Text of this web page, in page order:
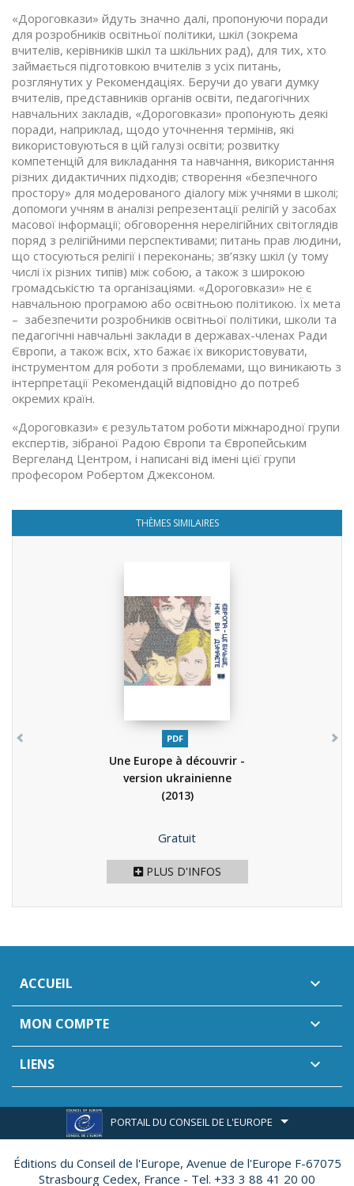
«Дороговкази» йдуть значно далі, пропонуючи поради
для розробників освітньої політики, шкіл (зокрема
вчителів, керівників шкіл та шкільних рад), для тих, хто
займається підготовкою вчителів з усіх питань,
розглянутих у Рекомендаціях. Беручи до уваги думку
вчителів, представників органів освіти, педагогічних
навчальних закладів, «Дороговкази» пропонують деякі
поради, наприклад, щодо уточнення термінів, які
використовуються в цій галузі освіти; розвитку
компетенцій для викладання та навчання, використання
різних дидактичних підходів; створення «безпечного
простору» для модерованого діалогу між учнями в школі;
допомоги учням в аналізі репрезентації релігій у засобах
масової інформації; обговорення нерелігійних світоглядів
поряд з релігійними перспективами; питань прав людини,
що стосуються релігії і переконань; зв’язку шкіл (у тому
числі їх різних типів) між собою, а також з широкою
громадськістю та організаціями. «Дороговкази» не є
навчальною програмою або освітньою політикою. Їх мета
– забезпечити розробників освітньої політики, школи та
педагогічні навчальні заклади в державах-членах Ради
Європи, а також всіх, хто бажає їх використовувати,
інструментом для роботи з проблемами, що виникають з
інтерпретації Рекомендацій відповідно до потреб
окремих країн.
«Дороговкази» є результатом роботи міжнародної групи
експертів, зібраної Радою Європи та Європейським
Вергеланд Центром, і написані від імені цієї групи
професором Робертом Джексоном.
THÈMES SIMILAIRES
PDF
Une Europe à découvrir -
version ukrainienne
(2013)
Prix
Gratuit
PLUS D'INFOS
ACCUEIL 
MON COMPTE 
LIENS 
PORTAIL DU CONSEIL DE L'EUROPE
Éditions du Conseil de l'Europe, Avenue de l'Europe F-67075
Strasbourg Cedex, France - Tel. +33 3 88 41 20 00